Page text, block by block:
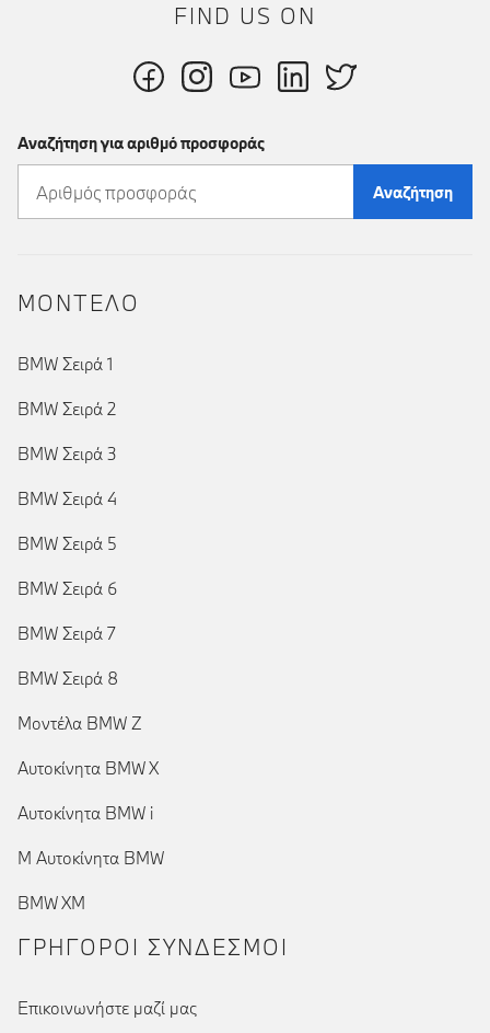
FIND US ON
Αναζήτηση για αριθμό προσφοράς
Αναζήτηση
ΜΟΝΤΕΛΟ
BMW Σειρά 1
BMW Σειρά 2
BMW Σειρά 3
BMW Σειρά 4
BMW Σειρά 5
BMW Σειρά 6
BMW Σειρά 7
BMW Σειρά 8
Μοντέλα BMW Z
Αυτοκίνητα BMW X
Αυτοκίνητα BMW i
Μ Αυτοκίνητα BMW
BMW XM
ΓΡΉΓΟΡΟΙ ΣΎΝΔΕΣΜΟΙ
Επικοινωνήστε μαζί μας